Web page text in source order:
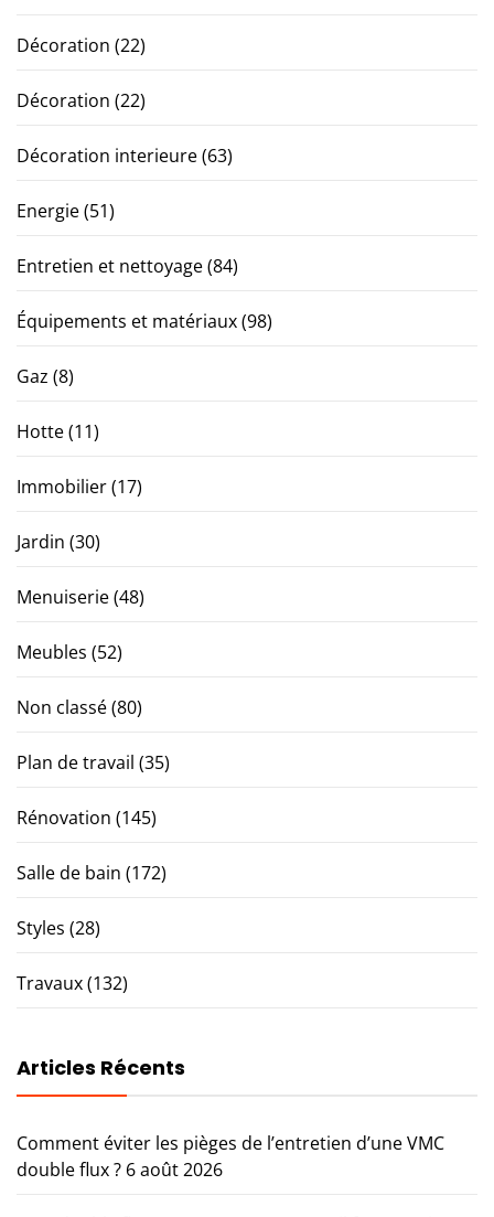
Décoration (22)
Décoration (22)
Décoration interieure(63)
Energie(51)
Entretien et nettoyage(84)
Équipements et matériaux(98)
Gaz (8)
Hotte(11)
Immobilier(17)
Jardin (30)
Menuiserie(48)
Meubles (52)
Non classé(80)
Plan de travail (35)
Rénovation (145)
Salle de bain (172)
Styles (28)
Travaux(132)
Articles Récents
Comment éviter les pièges de l’entretien d’une VMC
double flux ? 6 août 2026